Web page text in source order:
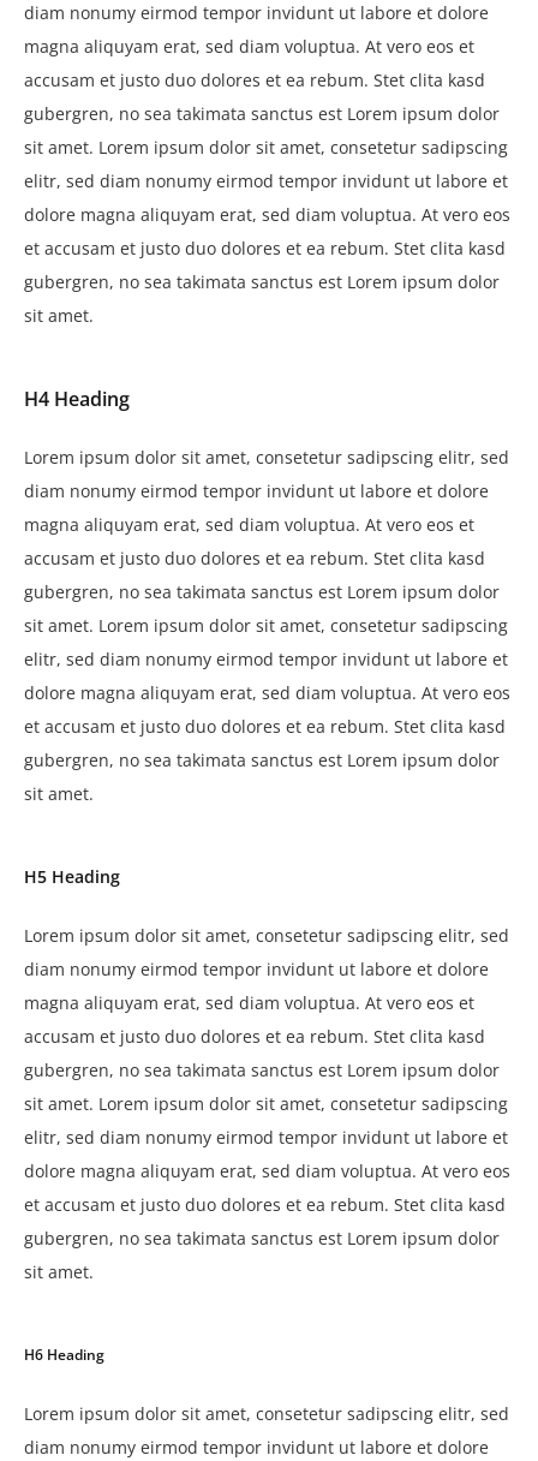
diam nonumy eirmod tempor invidunt ut labore et dolore
magna aliquyam erat, sed diam voluptua. At vero eos et
accusam et justo duo dolores et ea rebum. Stet clita kasd
gubergren, no sea takimata sanctus est Lorem ipsum dolor
sit amet. Lorem ipsum dolor sit amet, consetetur sadipscing
elitr, sed diam nonumy eirmod tempor invidunt ut labore et
dolore magna aliquyam erat, sed diam voluptua. At vero eos
et accusam et justo duo dolores et ea rebum. Stet clita kasd
gubergren, no sea takimata sanctus est Lorem ipsum dolor
sit amet.
H4 Heading
Lorem ipsum dolor sit amet, consetetur sadipscing elitr, sed
diam nonumy eirmod tempor invidunt ut labore et dolore
magna aliquyam erat, sed diam voluptua. At vero eos et
accusam et justo duo dolores et ea rebum. Stet clita kasd
gubergren, no sea takimata sanctus est Lorem ipsum dolor
sit amet. Lorem ipsum dolor sit amet, consetetur sadipscing
elitr, sed diam nonumy eirmod tempor invidunt ut labore et
dolore magna aliquyam erat, sed diam voluptua. At vero eos
et accusam et justo duo dolores et ea rebum. Stet clita kasd
gubergren, no sea takimata sanctus est Lorem ipsum dolor
sit amet.
H5 Heading
Lorem ipsum dolor sit amet, consetetur sadipscing elitr, sed
diam nonumy eirmod tempor invidunt ut labore et dolore
magna aliquyam erat, sed diam voluptua. At vero eos et
accusam et justo duo dolores et ea rebum. Stet clita kasd
gubergren, no sea takimata sanctus est Lorem ipsum dolor
sit amet. Lorem ipsum dolor sit amet, consetetur sadipscing
elitr, sed diam nonumy eirmod tempor invidunt ut labore et
dolore magna aliquyam erat, sed diam voluptua. At vero eos
et accusam et justo duo dolores et ea rebum. Stet clita kasd
gubergren, no sea takimata sanctus est Lorem ipsum dolor
sit amet.
H6 Heading
Lorem ipsum dolor sit amet, consetetur sadipscing elitr, sed
diam nonumy eirmod tempor invidunt ut labore et dolore